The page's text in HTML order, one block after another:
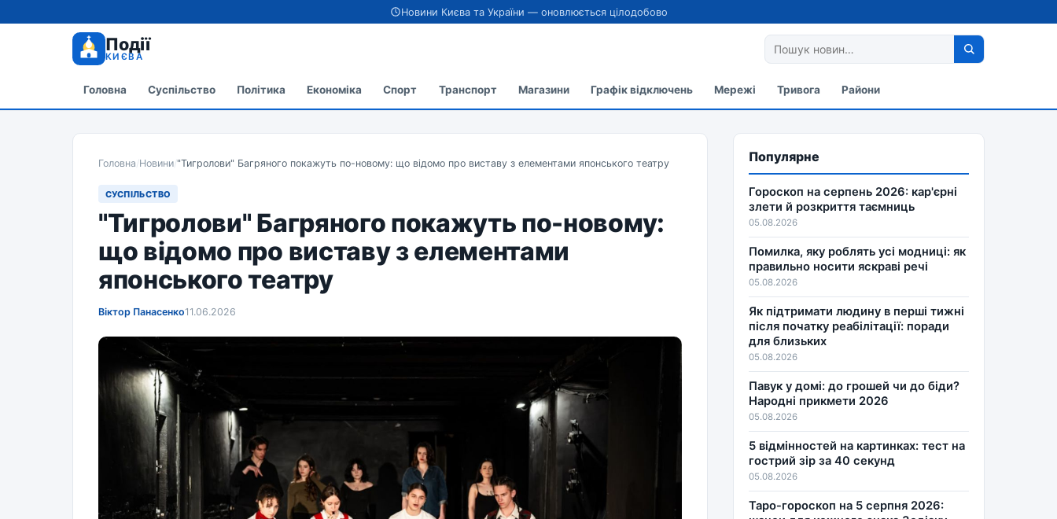
Новини Києва та України — оновлюється цілодобово
Події
КИЄВА
Головна Суспільство Політика Економіка Спорт Транспорт Магазини Графік відключень Мережі Тривога Райони
Головна/Новини/"Тигролови" Багряного покажуть по-новому: що відомо про виставу з елементами японського театру
СУСПІЛЬСТВО
"Тигролови" Багряного покажуть по-новому:
що відомо про виставу з елементами
японського театру
Віктор Панасенко11.06.2026
Популярне
Гороскоп на серпень 2026: кар'єрні
злети й розкриття таємниць
05.08.2026
Помилка, яку роблять усі модниці: як
правильно носити яскраві речі
05.08.2026
Як підтримати людину в перші тижні
після початку реабілітації: поради
для близьких
05.08.2026
Павук у домі: до грошей чи до біди?
Народні прикмети 2026
05.08.2026
5 відмінностей на картинках: тест на
гострий зір за 40 секунд
05.08.2026
Таро-гороскоп на 5 серпня 2026: